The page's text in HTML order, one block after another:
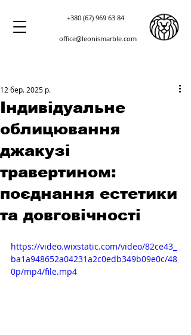
+380 (67) 969 63 84
office@leonismarble.com
Індивідуальне
облицювання
джакузі
травертином:
поєднання естетики
та довговічності
12 бер. 2025 р.
https://video.wixstatic.com/video/82ce43_
ba1a948652a04231a2c0edb349b09e0c/48
0p/mp4/file.mp4